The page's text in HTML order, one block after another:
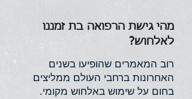
מהי גישת הרפואה בת זמננו
לאלחוש?
רוב המאמרים שהופיעו בשנים
האחרונות ברחבי העולם ממליצים
בחום על שימוש באלחוש מקומי.